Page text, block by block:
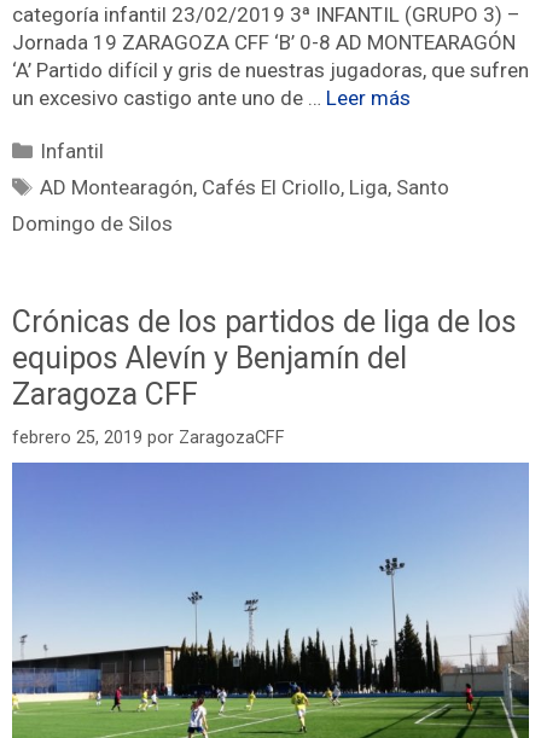
categoría infantil 23/02/2019 3ª INFANTIL (GRUPO 3) –
Jornada 19 ZARAGOZA CFF ‘B’ 0-8 AD MONTEARAGÓN
‘A’ Partido difícil y gris de nuestras jugadoras, que sufren
un excesivo castigo ante uno de … Leer más
Infantil
AD Montearagón, Cafés El Criollo, Liga, Santo
Domingo de Silos
Crónicas de los partidos de liga de los
equipos Alevín y Benjamín del
Zaragoza CFF
febrero 25, 2019 por ZaragozaCFF